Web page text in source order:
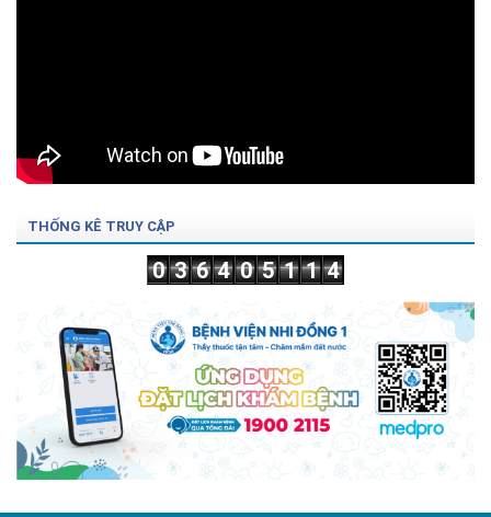
THỐNG KÊ TRUY CẬP
0 3 6 4 0 5 1 1 4